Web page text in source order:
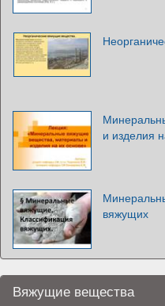
и изделия
вяжущих
Вяжущие вещества